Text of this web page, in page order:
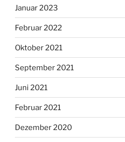
Januar 2023
Februar 2022
Oktober 2021
September 2021
Juni 2021
Februar 2021
Dezember 2020